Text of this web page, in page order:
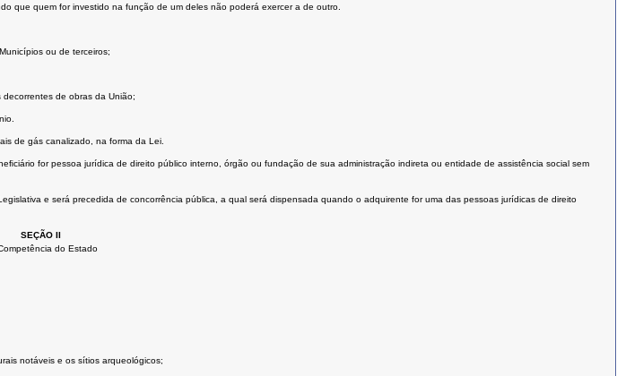
que quem for investido na função de um deles não poderá exercer a de outro.
ou de terceiros;
de obras da União;
de gás canalizado, na forma da Lei.
for pessoa jurídica de direito público interno, órgão ou fundação de sua administração indireta ou entidade de assistência social sem
e será precedida de concorrência pública, a qual será dispensada quando o adquirente for uma das pessoas jurídicas de direito
SEÇÃO II
do Estado
notáveis e os sítios arqueológicos;